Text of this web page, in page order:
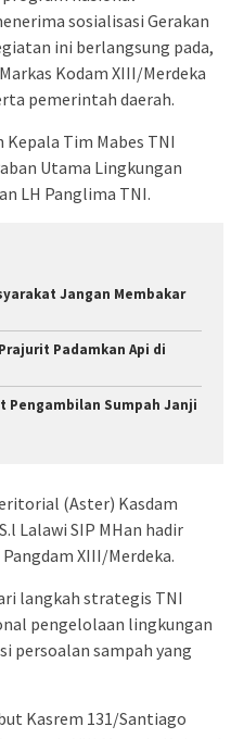
sosialisasi Gerakan
ini berlangsung pada,
Kodam XIII/Merdeka
pemerintah daerah.
Tim Mabes TNI
Utama Lingkungan
LH Panglima TNI.
Jangan Membakar
Padamkan Api di
Pengambilan Sumpah Janji
(Aster) Kasdam
Lalawi SIP MHan hadir
XIII/Merdeka.
langkah strategis TNI
pengelolaan lingkungan
persoalan sampah yang
Kasrem 131/Santiago